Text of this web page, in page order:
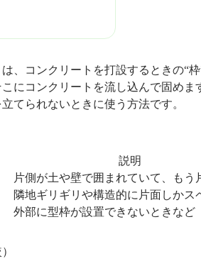
、コンクリートを打設するときの“枠
にコンクリートを流し込んで固めま
てられないときに使う方法です。
明
や壁で囲まれていて、もう片
リや構造的に片面しかスペ
枠が設置できないときなど